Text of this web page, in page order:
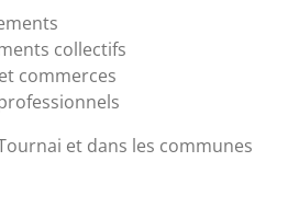
collectifs
commerces
et dans les communes